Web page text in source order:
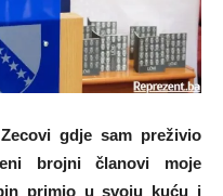
gdje sam preživio
brojni članovi moje
primio u svoju kuću i